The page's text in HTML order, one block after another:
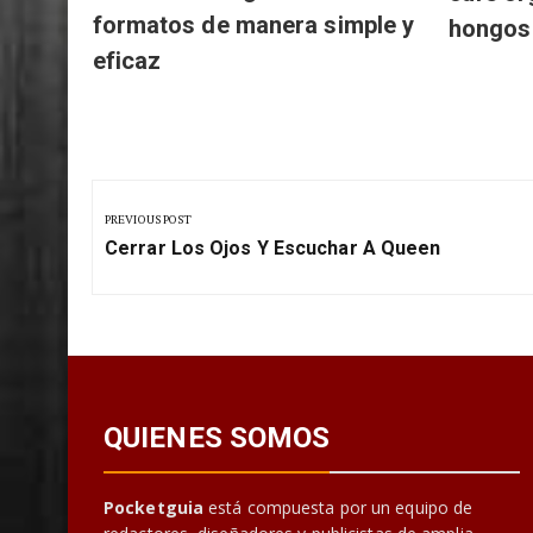
convierte imágenes en
formatos de manera simple y
café
Navegación
de
QUIENES SOMOS